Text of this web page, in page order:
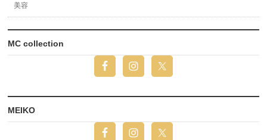
美容
MC collection
MEIKO